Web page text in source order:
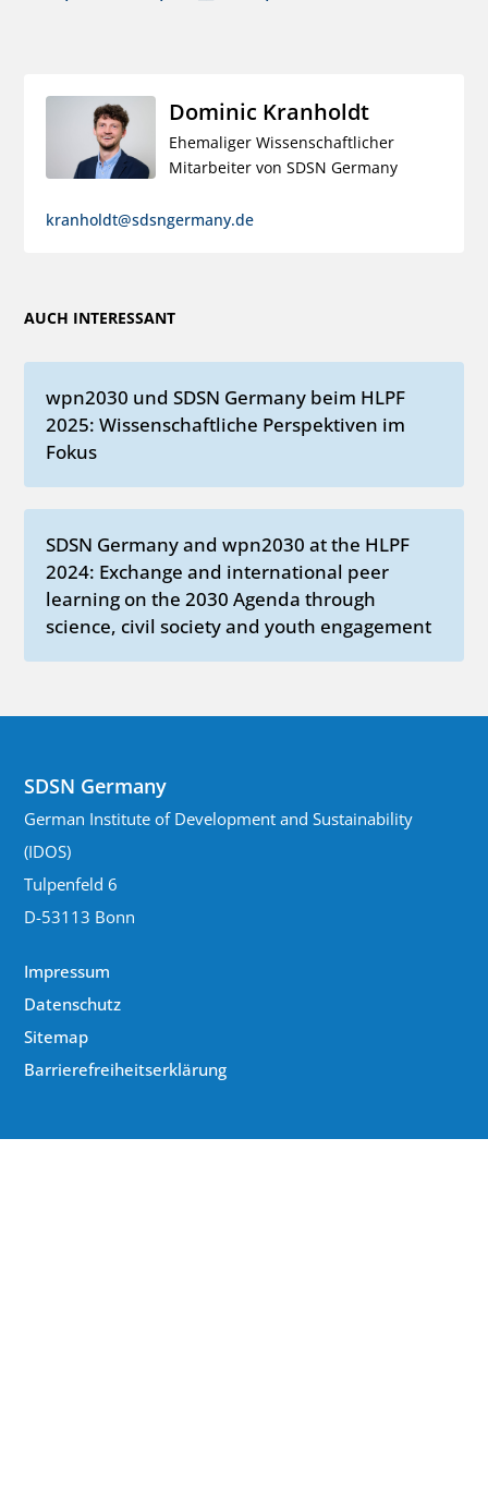
Dominic Kranholdt
Ehemaliger Wissenschaftlicher
Mitarbeiter von SDSN Germany
kranholdt@sdsngermany.de
AUCH INTERESSANT
wpn2030 und SDSN Germany beim HLPF
2025: Wissenschaftliche Perspektiven im
Fokus
SDSN Germany and wpn2030 at the HLPF
2024: Exchange and international peer
learning on the 2030 Agenda through
science, civil society and youth engagement
SDSN Germany
German Institute of Development and Sustainability
(IDOS)
Tulpenfeld 6
D-53113 Bonn
Impressum
Datenschutz
Sitemap
Barrierefreiheitserklärung